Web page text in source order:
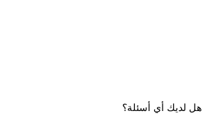
هل لديك أي أسئلة؟